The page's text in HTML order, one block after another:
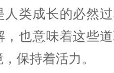
人类成长的必然
，也意味着这些
保持着活力。